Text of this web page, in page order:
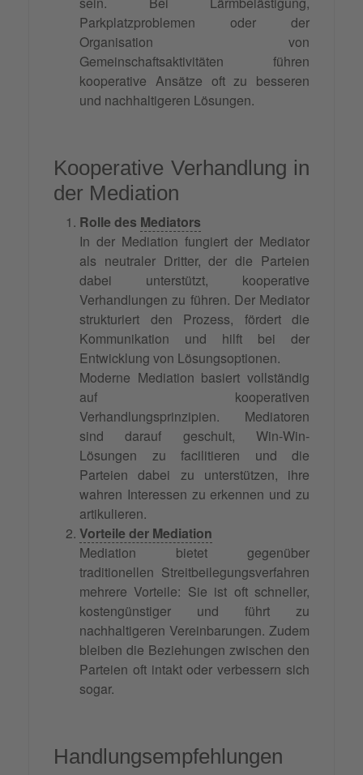
Parkplatzproblemen oder der
Organisation von
Gemeinschaftsaktivitäten führen
kooperative Ansätze oft zu besseren
und nachhaltigeren Lösungen.
Kooperative Verhandlung in
der Mediation
Rolle des Mediators
In der Mediation fungiert der Mediator
als neutraler Dritter, der die Parteien
dabei unterstützt, kooperative
Verhandlungen zu führen. Der Mediator
strukturiert den Prozess, fördert die
Kommunikation und hilft bei der
Entwicklung von Lösungsoptionen.
Moderne Mediation basiert vollständig
auf kooperativen
Verhandlungsprinzipien. Mediatoren
sind darauf geschult, Win-Win-
Lösungen zu facilitieren und die
Parteien dabei zu unterstützen, ihre
wahren Interessen zu erkennen und zu
artikulieren.
Vorteile der Mediation
Mediation bietet gegenüber
traditionellen Streitbeilegungsverfahren
mehrere Vorteile: Sie ist oft schneller,
kostengünstiger und führt zu
nachhaltigeren Vereinbarungen. Zudem
bleiben die Beziehungen zwischen den
Parteien oft intakt oder verbessern sich
sogar.
Handlungsempfehlungen